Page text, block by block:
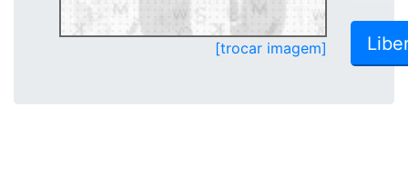
[trocar imagem]